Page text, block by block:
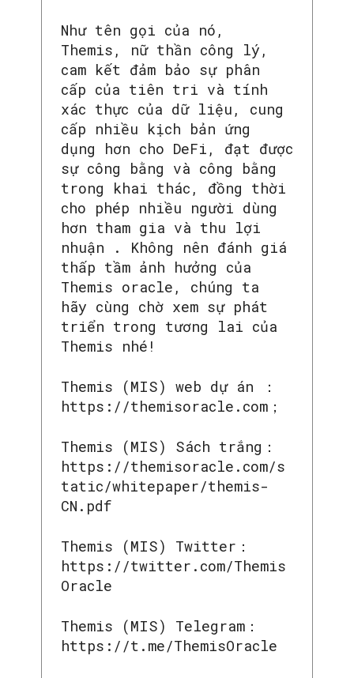
Như tên gọi của nó,
Themis, nữ thần công lý,
cam kết đảm bảo sự phân
cấp của tiên tri và tính
xác thực của dữ liệu, cung
cấp nhiều kịch bản ứng
dụng hơn cho DeFi, đạt được
sự công bằng và công bằng
trong khai thác, đồng thời
cho phép nhiều người dùng
hơn tham gia và thu lợi
nhuận . Không nên đánh giá
thấp tầm ảnh hưởng của
Themis oracle, chúng ta
hãy cùng chờ xem sự phát
triển trong tương lai của
Themis nhé!
Themis (MIS) web dự án ：
https://themisoracle.com；
Themis (MIS) Sách trắng：
https://themisoracle.com/s
tatic/whitepaper/themis-
CN.pdf
Themis (MIS) Twitter：
https://twitter.com/Themis
Oracle
Themis (MIS) Telegram：
https://t.me/ThemisOracle